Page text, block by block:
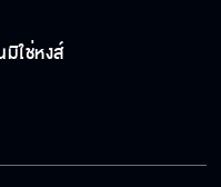
ใช่หงส์